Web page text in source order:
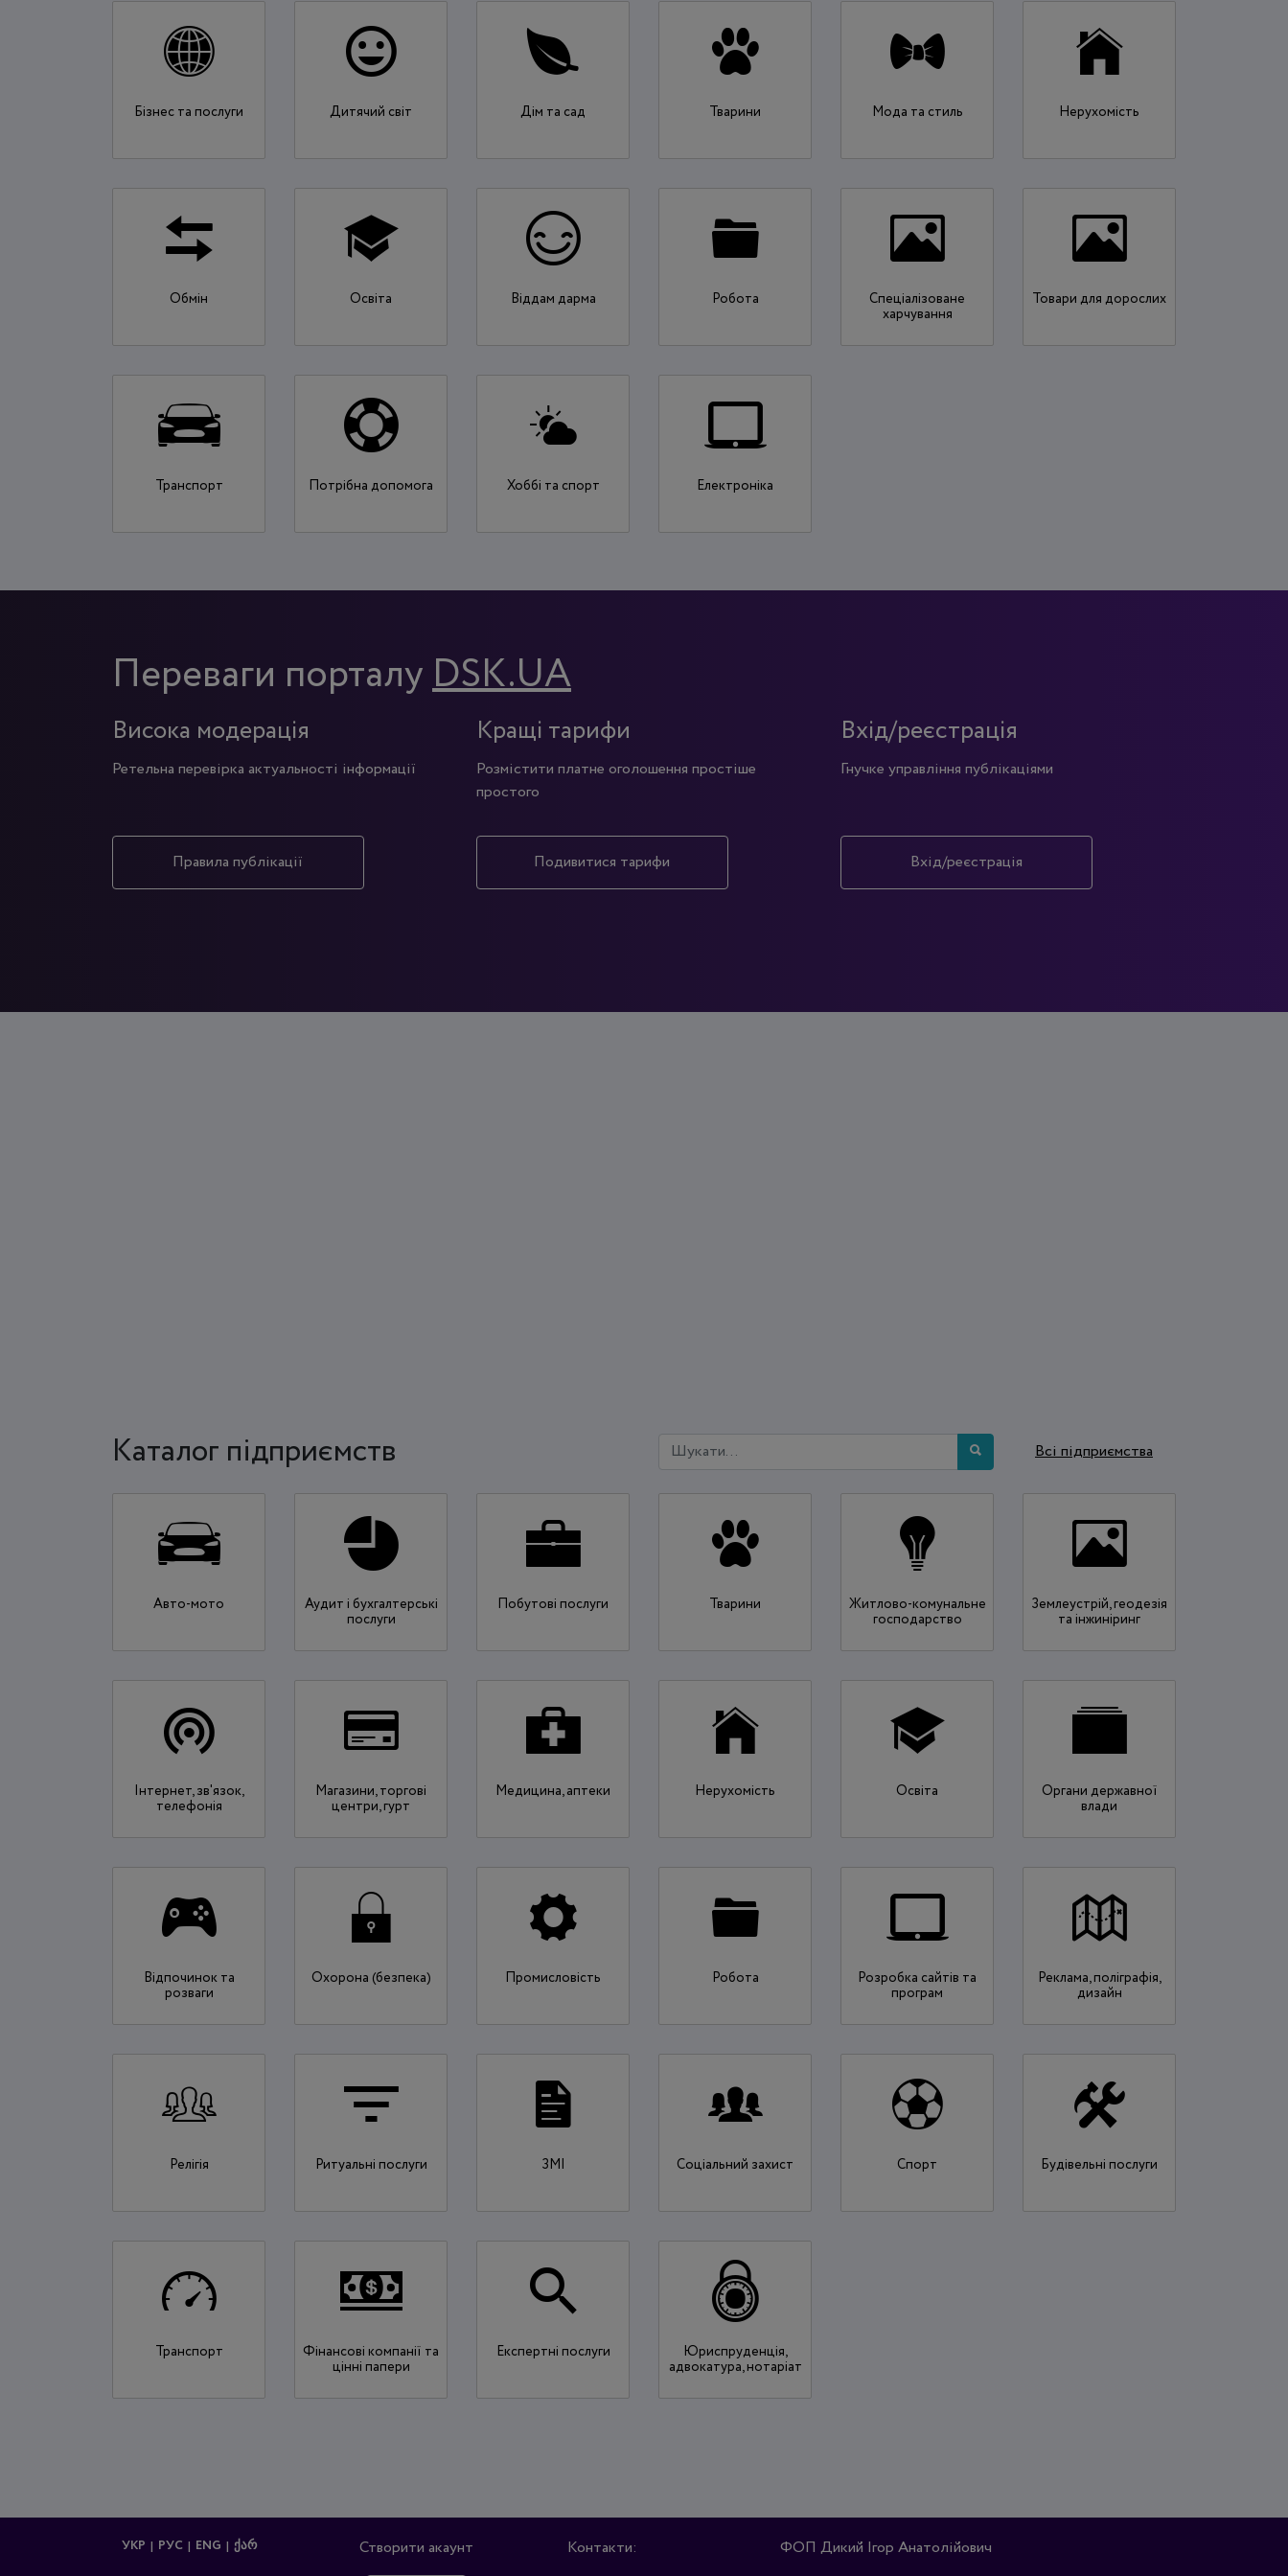
Бізнес та послуги Дитячий світ Дім та сад Тварини Мода та стиль Нерухомість
Обмін Освіта Віддам дарма Робота
Спеціалізоване
харчування
Товари для дорослих
Транспорт Потрібна допомога Хоббі та спорт Електроніка
Переваги порталуDSK.UA
Висока модерація
Ретельна перевірка актуальності інформації
Правила публікації
Кращі тарифи
Розмістити платне оголошення простіше
простого
Подивитися тарифи
Вхід/реєстрація
Гнучке управління публікаціями
Вхід/реєстрація
Каталог підприємств Всi підприємства
Авто-мото
Аудит і бухгалтерські
послуги
Побутові послуги Тварини
Житлово-комунальне
господарство
Землеустрій, геодезія
та інжиніринг
Інтернет, зв'язок,
телефонія
Магазини, торгові
центри, гурт
Медицина, аптеки Нерухомість Освіта
Органи державної
влади
Відпочинок та
розваги
Охорона (безпека) Промисловість Робота
Розробка сайтів та
програм
Реклама, поліграфія,
дизайн
Релігія Ритуальні послуги ЗМІ Соціальний захист Спорт Будівельні послуги
Транспорт
Фінансові компанії та
цінні папери
Експертні послуги
Юриспруденція,
адвокатура, нотаріат
УКР РУС ENG ᲥᲐᲠ Створити акаунт Контакти:
ФОП Дикий Ігор Анатолійович